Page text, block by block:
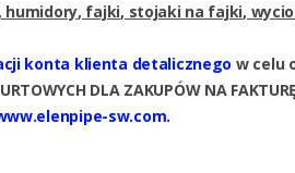
, humidory, fajki, stojaki na fajki,
konta klienta detalicznego w celu
DLA ZAKUPÓW NA
sw.com.